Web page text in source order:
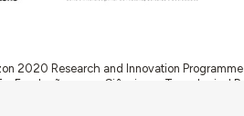
2020 Research and Innovation Programme
para a Ciência e a Tecnologia, I.P.,